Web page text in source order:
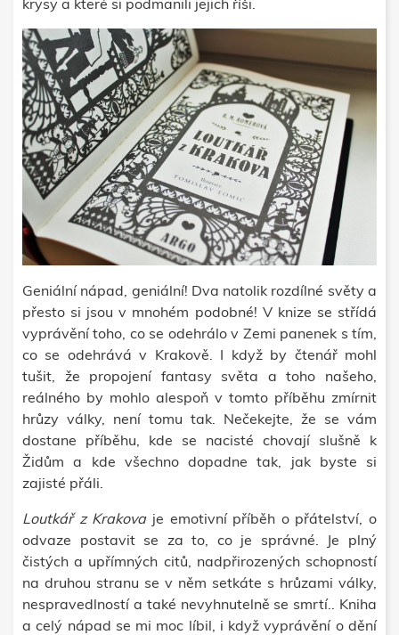
krysy a které si podmanili jejich říši.
Geniální nápad, geniální! Dva natolik rozdílné světy a
přesto si jsou v mnohém podobné! V knize se střídá
vyprávění toho, co se odehrálo v Zemi panenek s tím,
co se odehrává v Krakově. I když by čtenář mohl
tušit, že propojení fantasy světa a toho našeho,
reálného by mohlo alespoň v tomto příběhu zmírnit
hrůzy války, není tomu tak. Nečekejte, že se vám
dostane příběhu, kde se nacisté chovají slušně k
Židům a kde všechno dopadne tak, jak byste si
zajisté přáli.
Loutkář z Krakova je emotivní příběh o přátelství, o
odvaze postavit se za to, co je správné. Je plný
čistých a upřímných citů, nadpřirozených schopností
na druhou stranu se v něm setkáte s hrůzami války,
nespravedlností a také nevyhnutelně se smrtí.. Kniha
a celý nápad se mi moc líbil, i když vyprávění o dění